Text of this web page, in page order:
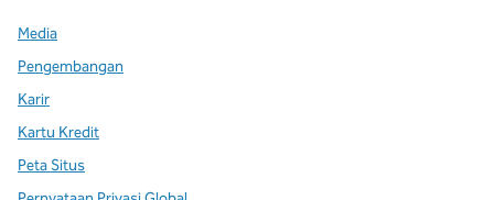
Media
Pengembangan
Karir
Kartu Kredit
Peta Situs